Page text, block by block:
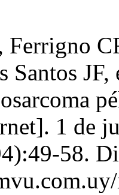
Ferrigno
Santos
1 de
58.